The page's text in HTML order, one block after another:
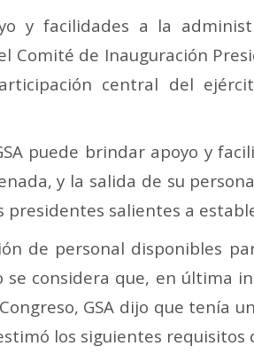
y facilidades a la
Comité de Inauguración
central del
puede brindar apoyo y
y la salida de su
presidentes salientes a
de personal disponibles
considera que, en última
GSA dijo que tenía
los siguientes requisitos